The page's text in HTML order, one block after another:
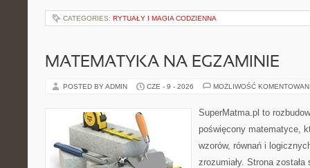
CATEGORIES: RYTUAŁY I MAGIA CODZIENNA
MATEMATYKA NA EGZAMINIE
POSTED BY ADMIN CZE - 9 - 2026 MOŻLIWOŚĆ
SuperMatma.pl to
poświęcony matematyce,
wzorów, równań i
zrozumiały. Strona